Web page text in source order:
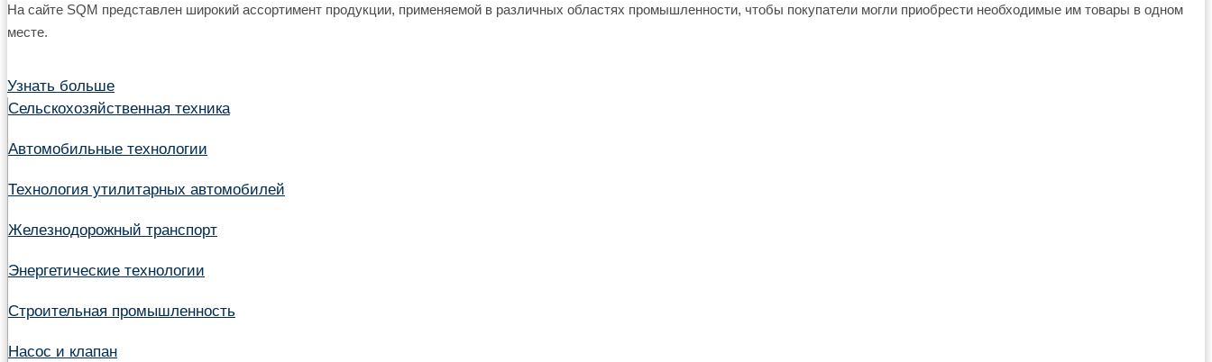
На сайте SQM представлен широкий ассортимент продукции, применяемой в различных областях промышленности, чтобы покупатели могли приобрести необходимые им товары в одном
месте.
Узнать больше
Сельскохозяйственная техника
Автомобильные технологии
Технология утилитарных автомобилей
Железнодорожный транспорт
Энергетические технологии
Строительная промышленность
Насос и клапан